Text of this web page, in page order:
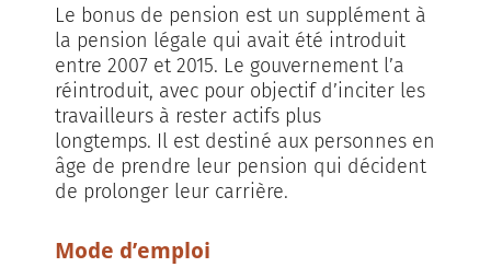
Le bonus de pension est un supplément à
la pension légale qui avait été introduit
entre 2007 et 2015. Le gouvernement l’a
réintroduit, avec pour objectif d’inciter les
travailleurs à rester actifs plus
longtemps. Il est destiné aux personnes en
âge de prendre leur pension qui décident
de prolonger leur carrière.
Mode d’emploi